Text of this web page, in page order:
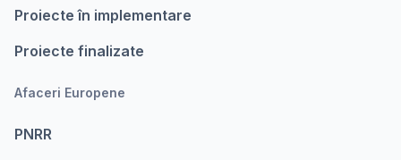
Proiecte în implementare
Proiecte finalizate
Afaceri Europene
PNRR